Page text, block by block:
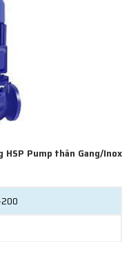
Pump thân Gang/Inox
200